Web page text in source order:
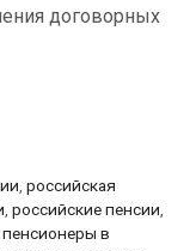
договорных
,российская
российские пенсии
в